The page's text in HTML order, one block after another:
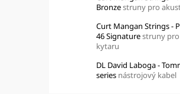
Bronzestruny pro
Curt Mangan Strings -
46 Signaturestruny
kytaru
DL David Laboga -
series nástrojový kabel